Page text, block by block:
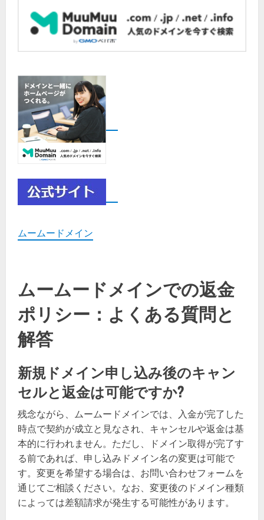
ムームードメイン
ムームードメインでの返金
ポリシー：よくある質問と
解答
新規ドメイン申し込み後のキャン
セルと返金は可能ですか?
残念ながら、ムームードメインでは、入金が完了した
時点で契約が成立と見なされ、キャンセルや返金は基
本的に行われません。ただし、ドメイン取得が完了す
る前であれば、申し込みドメイン名の変更は可能で
す。変更を希望する場合は、お問い合わせフォームを
通じてご相談ください。なお、変更後のドメイン種類
によっては差額請求が発生する可能性があります。